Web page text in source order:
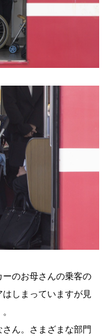
のお母さんの乗客の
しまっていますが見
ん。さまざまな部門